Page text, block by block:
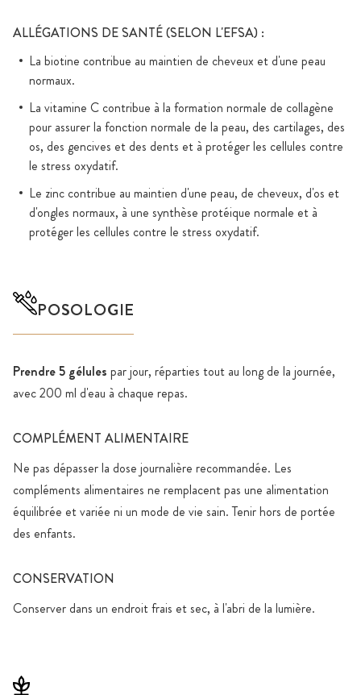
ALLÉGATIONS DE SANTÉ (SELON L'EFSA) :
La biotine contribue au maintien de cheveux et d'une peau
normaux.
La vitamine C contribue à la formation normale de collagène
pour assurer la fonction normale de la peau, des cartilages, des
os, des gencives et des dents et à protéger les cellules contre
le stress oxydatif.
Le zinc contribue au maintien d'une peau, de cheveux, d'os et
d'ongles normaux, à une synthèse protéique normale et à
protéger les cellules contre le stress oxydatif.
POSOLOGIE
Prendre 5 gélules par jour, réparties tout au long de la journée,
avec 200 ml d'eau à chaque repas.
COMPLÉMENT ALIMENTAIRE
Ne pas dépasser la dose journalière recommandée. Les
compléments alimentaires ne remplacent pas une alimentation
équilibrée et variée ni un mode de vie sain. Tenir hors de portée
des enfants.
CONSERVATION
Conserver dans un endroit frais et sec, à l'abri de la lumière.